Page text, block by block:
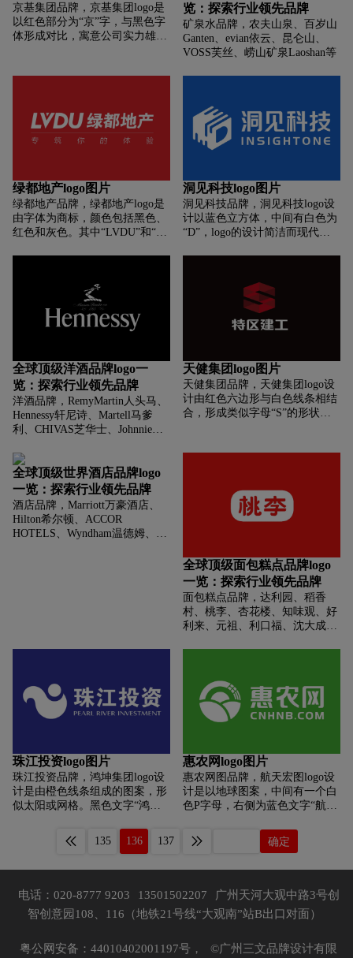
京基集团品牌，京基集团logo是
以红色部分为“京”字，与黑色字
体形成对比，寓意公司实力雄
的字体设计，有效地传达了公司
览：探索行业领先品牌
矿泉水品牌，农夫山泉、百岁山
Ganten、evian依云、昆仑山、
VOSS芙丝、崂山矿泉Laoshan等
绿都地产logo图片
绿都地产品牌，绿都地产logo是
由字体为商标，颜色包括黑色、
红色和灰色。其中“LVDU”和“绿
出了公司的专业性和对客户体验
洞见科技logo图片
洞见科技品牌，洞见科技logo设
计以蓝色立方体，中间有白色为
“D”，logo的设计简洁而现代，
全球顶级洋酒品牌logo一
览：探索行业领先品牌
洋酒品牌，RemyMartin人头马、
Hennessy轩尼诗、Martell马爹
利、CHIVAS芝华士、Johnnie
酩悦、Bacardi百加得、
ABSOLUT绝对伏特加、
Smirnoff斯米诺等
天健集团logo图片
天健集团品牌，天健集团logo设
计由红色六边形与白色线条相结
合，形成类似字母“S”的形状。
上，它传达了一种专业、高效和
全球顶级世界酒店品牌logo
一览：探索行业领先品牌
酒店品牌，Marriott万豪酒店、
Hilton希尔顿、ACCOR
HOTELS、Wyndham温德姆、
全球顶级面包糕点品牌logo
一览：探索行业领先品牌
面包糕点品牌，达利园、稻香
村、桃李、杏花楼、知味观、好
利来、元祖、利口福、沈大成、
珠江投资logo图片
珠江投资品牌，鸿坤集团logo设
计是由橙色线条组成的图案，形
似太阳或网格。黑色文字“鸿坤”
设计简洁而富有现代感，通过鲜
明的色彩对比和抽象的图形元
惠农网logo图片
惠农网图品牌，航天宏图logo设
计是以地球图案，中间有一个白
色P字母，右侧为蓝色文字“航天
技感，通过地球图案和蓝色文字
的组合，有效地传达了公司的专
得益彰。
135 136 137 确定
电话：020-8777 9203 13501502207
广州天河大观中路3号创
智创意园108、116（地铁21号线“大观南”站B出口对面）
粤公网安备：44010402001197号， ©广州三文品牌设计有限